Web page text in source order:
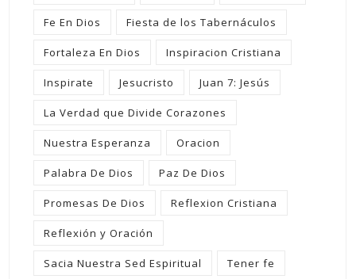
Fe En Dios Fiesta de los Tabernáculos
Fortaleza En Dios Inspiracion Cristiana
Inspirate Jesucristo Juan 7: Jesús
La Verdad que Divide Corazones
Nuestra Esperanza Oracion
Palabra De Dios Paz De Dios
Promesas De Dios Reflexion Cristiana
Reflexión y Oración
Sacia Nuestra Sed Espiritual Tener fe